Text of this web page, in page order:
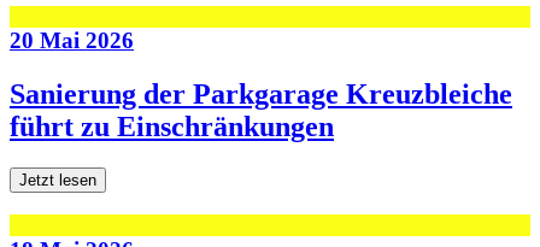
20 Mai 2026
Sanierung der Parkgarage Kreuzbleiche
führt zu Einschränkungen
Jetzt lesen